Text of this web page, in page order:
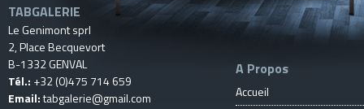
TABGALERIE
Le Genimont sprl
2, Place Becquevort
B-1332 GENVAL
Tél.: +32 (0)475 714 659
Email:tabgalerie@gmail.com
A Propos
Accueil